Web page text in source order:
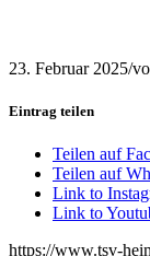
23. Februar 2025/
Eintrag teilen
Teilen auf
Teilen auf
Link to
Link to
https://www.tsv-